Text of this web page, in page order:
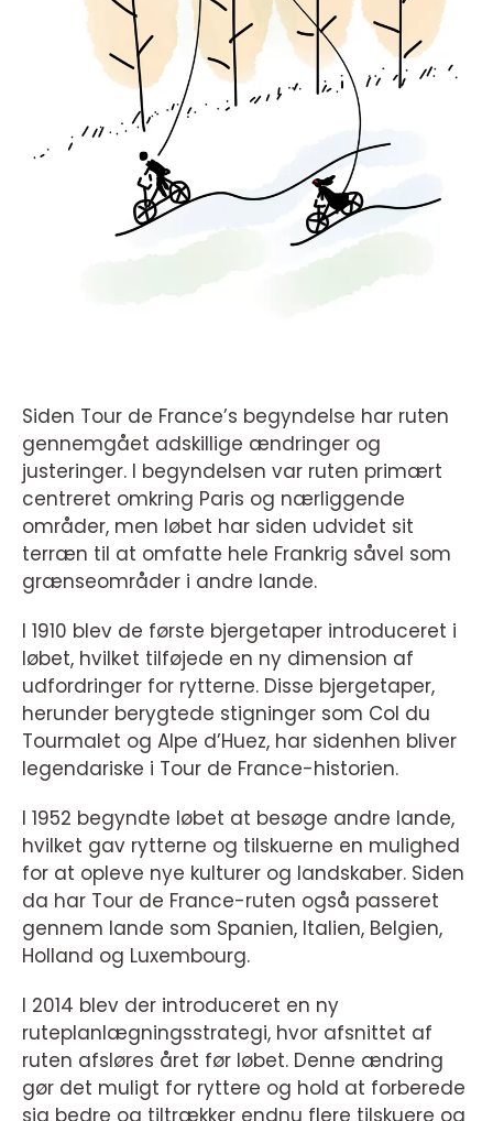
Siden Tour de France’s begyndelse har ruten
gennemgået adskillige ændringer og
justeringer. I begyndelsen var ruten primært
centreret omkring Paris og nærliggende
områder, men løbet har siden udvidet sit
terræn til at omfatte hele Frankrig såvel som
grænseområder i andre lande.
I 1910 blev de første bjergetaper introduceret i
løbet, hvilket tilføjede en ny dimension af
udfordringer for rytterne. Disse bjergetaper,
herunder berygtede stigninger som Col du
Tourmalet og Alpe d’Huez, har sidenhen bliver
legendariske i Tour de France-historien.
I 1952 begyndte løbet at besøge andre lande,
hvilket gav rytterne og tilskuerne en mulighed
for at opleve nye kulturer og landskaber. Siden
da har Tour de France-ruten også passeret
gennem lande som Spanien, Italien, Belgien,
Holland og Luxembourg.
I 2014 blev der introduceret en ny
ruteplanlægningsstrategi, hvor afsnittet af
ruten afsløres året før løbet. Denne ændring
gør det muligt for ryttere og hold at forberede
sig bedre og tiltrækker endnu flere tilskuere og